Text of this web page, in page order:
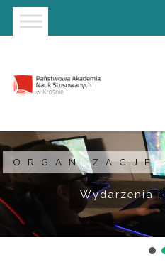
Strona główna
Przejdź do wyszukiwarki
Przejdź do menu głównego
ORGANIZACJE
Wydarzenia